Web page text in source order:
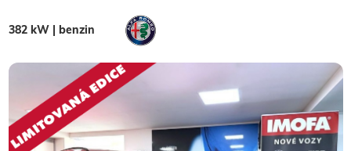
382 kW | benzin